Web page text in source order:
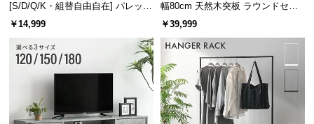
[S/D/Q/K・組替自由自在] パレット
ベッド 8/12/16枚セット
￥14,999
幅80cm 天然木突板 ラウンドセン
ターテーブル 美しい格子デザイン
￥39,999